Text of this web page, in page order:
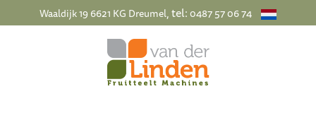
Waaldijk 19 6621 KG Dreumel, tel:0487 57 06 74